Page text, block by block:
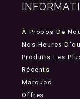
À Propos De
Nos Heures
Produits Les
Récents
Marques
Offres